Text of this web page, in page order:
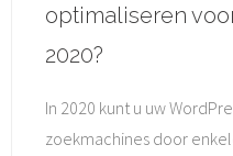
optimaliseren
2020?
In 2020 kunt u uw
zoekmachines door